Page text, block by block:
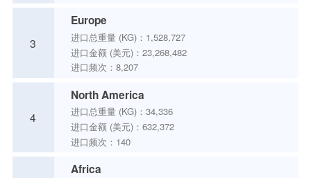
3
Europe
进口总重量 (KG)：1,528,727
进口金额 (美元)：23,268,482
进口频次：8,207
4
North America
进口总重量 (KG)：34,336
进口金额 (美元)：632,372
进口频次：140
Africa